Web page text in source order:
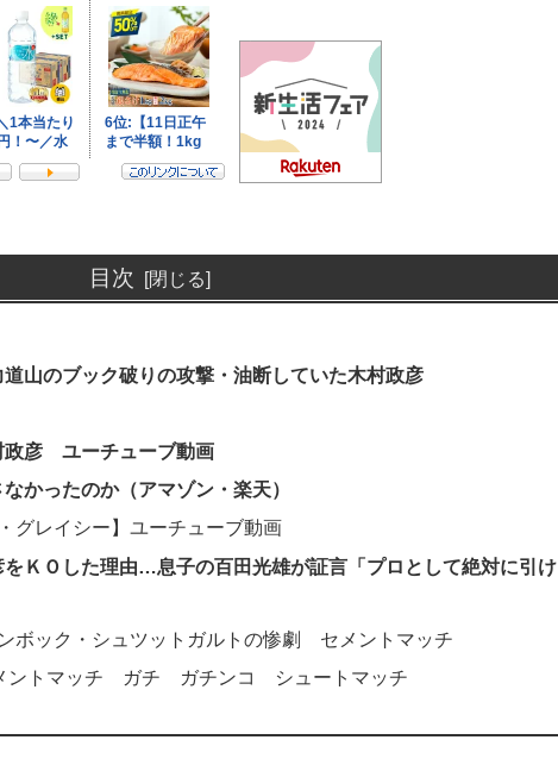
目次
山のブック破りの攻撃・油断していた木村政彦
彦 ユーチューブ動画
かったのか（アマゾン・楽天）
グレイシー】ユーチューブ動画
ＫＯした理由…息子の百田光雄が証言「プロとして絶対に引け
ボック・シュツットガルトの惨劇 セメントマッチ
トマッチ ガチ ガチンコ シュートマッチ